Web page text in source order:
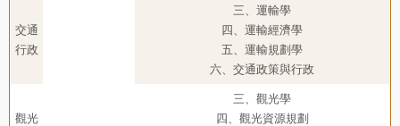
交通
行政
三、運輸學
四、運輸經濟學
五、運輸規劃學
六、交通政策與行政
觀光
三、觀光學
四、觀光資源規劃